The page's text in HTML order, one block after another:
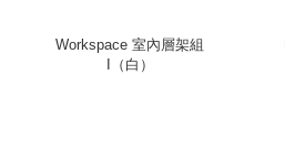
Workspace 室內層架組
I（白）